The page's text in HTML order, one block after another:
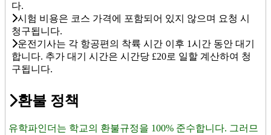
다.
시험 비용은 코스 가격에 포함되어 있지 않으며 요청 시
청구됩니다.
운전기사는 각 항공편의 착륙 시간 이후 1시간 동안 대기
합니다. 추가 대기 시간은 시간당 £20로 일할 계산하여 청
구됩니다.
환불 정책
유학파인더는 학교의 환불규정을 100% 준수합니다. 그러므